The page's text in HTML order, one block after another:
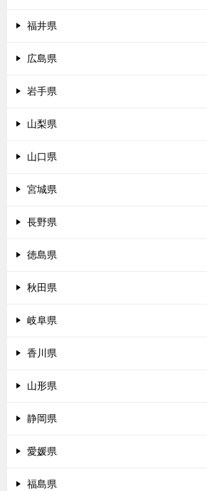
福井県
広島県
岩手県
山梨県
山口県
宮城県
長野県
徳島県
秋田県
岐阜県
香川県
山形県
静岡県
愛媛県
福島県